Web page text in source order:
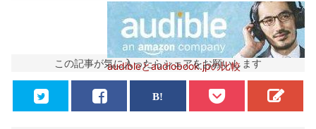
audibleとaudiobook.jpの比較
この記事が気に入ったらシェアをお願いします